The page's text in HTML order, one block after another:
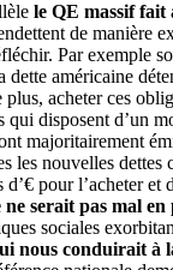
le QE massif fait
de
Par exemple
américaine
acheter ces
disposent d’un
majoritairement
les nouvelles dettes
pour l’acheter et
serait pas mal
sociales
nous conduirait à